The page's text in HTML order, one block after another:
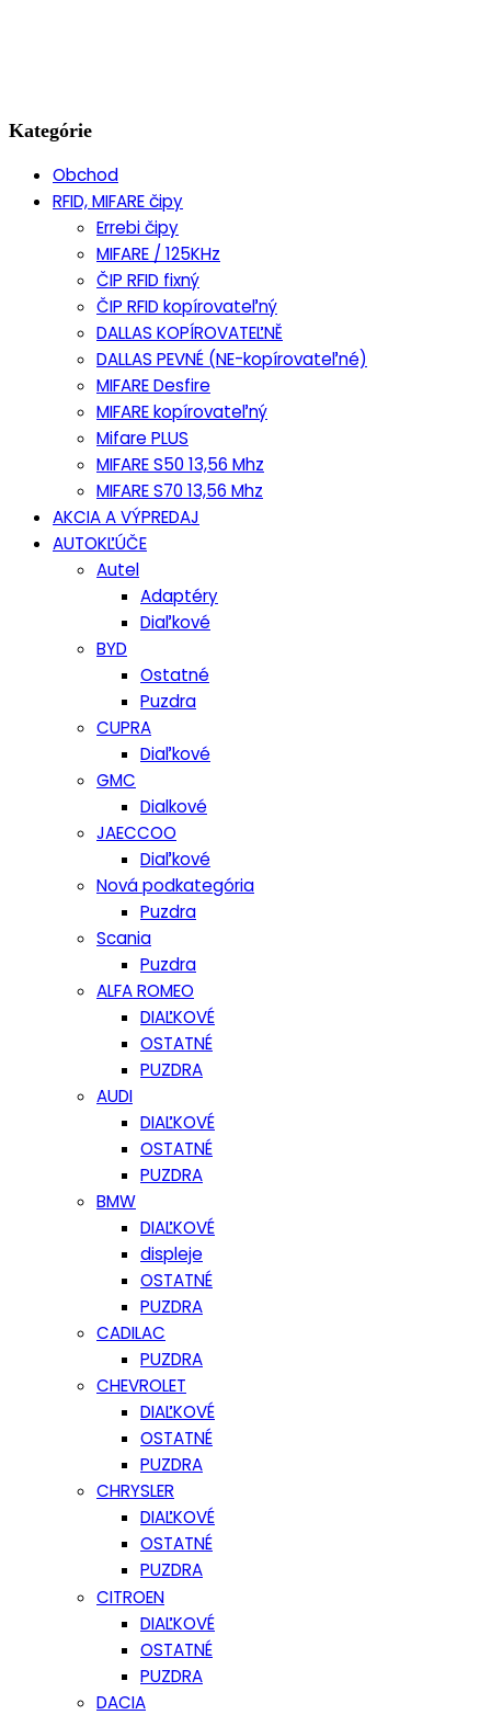
Kategórie
Obchod
RFID, MIFARE čipy
Errebi čipy
MIFARE / 125KHz
ČIP RFID fixný
ČIP RFID kopírovateľný
DALLAS KOPÍROVATEĽNĚ
DALLAS PEVNÉ (NE-kopírovateľné)
MIFARE Desfire
MIFARE kopírovateľný
Mifare PLUS
MIFARE S50 13,56 Mhz
MIFARE S70 13,56 Mhz
AKCIA A VÝPREDAJ
AUTOKĽÚČE
Autel
Adaptéry
Diaľkové
BYD
Ostatné
Puzdra
CUPRA
Diaľkové
GMC
Dialkové
JAECCOO
Diaľkové
Nová podkategória
Puzdra
Scania
Puzdra
ALFA ROMEO
DIAĽKOVÉ
OSTATNÉ
PUZDRA
AUDI
DIAĽKOVÉ
OSTATNÉ
PUZDRA
BMW
DIAĽKOVÉ
displeje
OSTATNÉ
PUZDRA
CADILAC
PUZDRA
CHEVROLET
DIAĽKOVÉ
OSTATNÉ
PUZDRA
CHRYSLER
DIAĽKOVÉ
OSTATNÉ
PUZDRA
CITROEN
DIAĽKOVÉ
OSTATNÉ
PUZDRA
DACIA